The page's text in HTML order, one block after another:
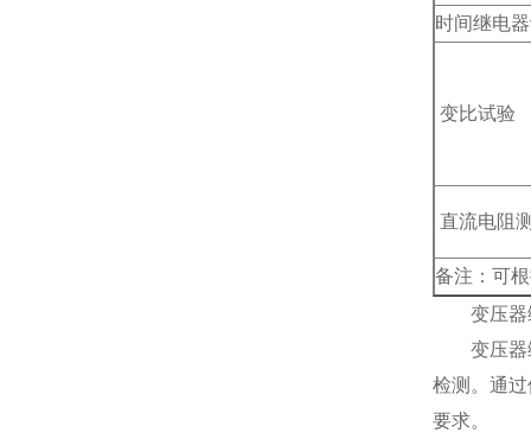
时间继电
变比试验
直流电阻
备注：可
变压器
变压器综
检测。通
要求。